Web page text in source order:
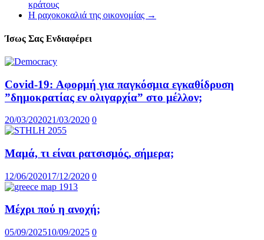
κράτους
Η ραχοκοκαλιά της οικονομίας →
Ίσως Σας Ενδιαφέρει
Covid-19: Αφορμή για παγκόσμια εγκαθίδρυση
”δημοκρατίας εν ολιγαρχία” στο μέλλον;
20/03/202021/03/2020 0
Μαμά, τι είναι ρατσισμός, σήμερα;
12/06/202017/12/2020 0
Μέχρι πού η ανοχή;
05/09/202510/09/2025 0